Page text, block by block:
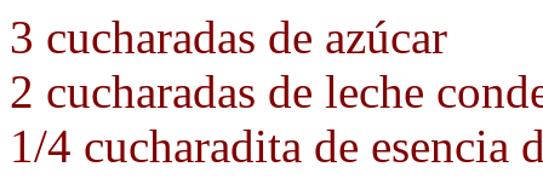
3 cucharadas de azúcar
2 cucharadas de leche
1/4 cucharadita de esencia